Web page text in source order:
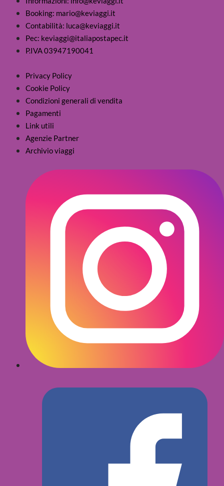
Booking: mario@keviaggi.it
Contabilità: luca@keviaggi.it
Pec: keviaggi@italiapostapec.it
P.IVA 03947190041
Privacy Policy
Cookie Policy
Condizioni generali di vendita
Pagamenti
Link utili
Agenzie Partner
Archivio viaggi